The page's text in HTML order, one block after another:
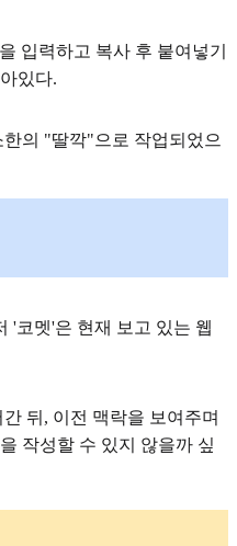
입력하고 복사 후 붙여넣기
있다.
의 "딸깍"으로 작업되었으
'코멧'은 현재 보고 있는 웹
뒤, 이전 맥락을 보여주며
작성할 수 있지 않을까 싶